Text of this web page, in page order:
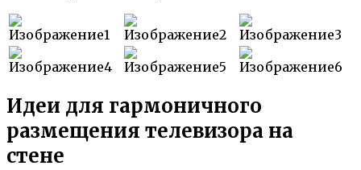
Идеи для гармоничного
размещения телевизора на
стене